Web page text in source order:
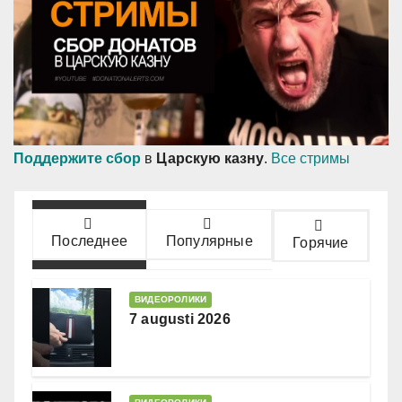
Поддержите сбор в Царскую казну. Все стримы
Последнее Популярные Горячие
ВИДЕОРОЛИКИ
7 augusti 2026